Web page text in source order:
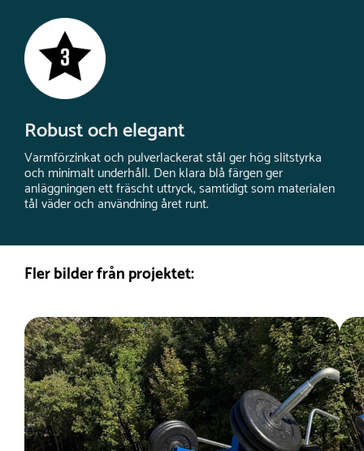
Robust och elegant
Varmförzinkat och pulverlackerat stål ger hög slitstyrka
och minimalt underhåll. Den klara blå färgen ger
anläggningen ett fräscht uttryck, samtidigt som materialen
tål väder och användning året runt.
Fler bilder från projektet: